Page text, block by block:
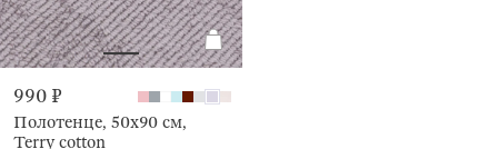
990 ₽
Полотенце, 50х90 см,
Terry cotton